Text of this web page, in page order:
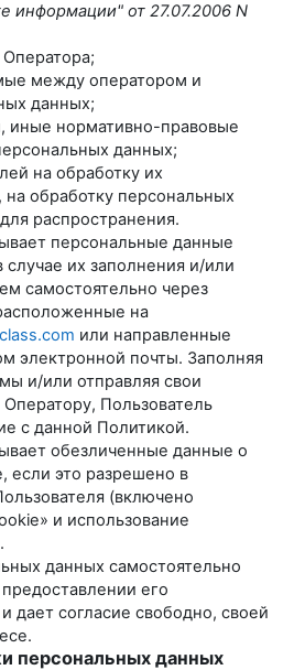
информации" от 27.07.2006 N
между оператором и
данных;
иные нормативно-правовые
данных;
на обработку их
обработку персональных
распространения.
персональные данные
случае их заполнения и/или
самостоятельно через
на
или направленные
электронной почты. Заполняя
и/или отправляя свои
Пользователь
с данной Политикой.
обезличенные данные о
если это разрешено в
(включено
и использование
данных самостоятельно
его
дает согласие свободно, своей
персональных данных